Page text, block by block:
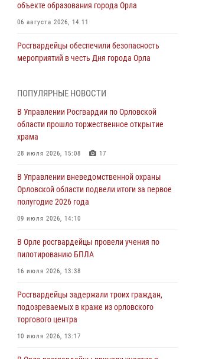
объекте образования города Орла
06 августа 2026, 14:11
Росгвардейцы обеспечили безопасность
мероприятий в честь Дня города Орла
Начальник регионального Управления
Росгвардии принял участие в митинге в честь
дня освобождения города Орла
05 августа 2026, 13:16
результатах работы за первое полугодие
05 августа 2026, 13:12
За месяц росгвардейцы задержали 15 лиц,
противоправных действий
04 августа 2026, 14:21
росгвардейцев
04 августа 2026, 14:06 2
За месяц росгвардейцы приняли от граждан
ПОПУЛЯРНЫЕ НОВОСТИ
В Управлении Росгвардии по Орловской
области прошло торжественное открытие
храма
28 июля 2026, 15:08 17
В Управлении вневедомственной охраны
Орловской области подвели итоги за первое
полугодие 2026 года
09 июля 2026, 14:10
В Орле росгвардейцы провели учения по
пилотированию БПЛА
16 июля 2026, 13:38
Росгвардейцы задержали троих граждан,
подозреваемых в краже из орловского
торгового центра
10 июля 2026, 13:17